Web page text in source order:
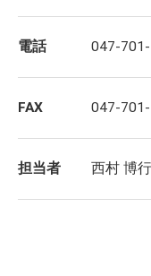
電話 047-
FAX 047-
担当者 西村 博行